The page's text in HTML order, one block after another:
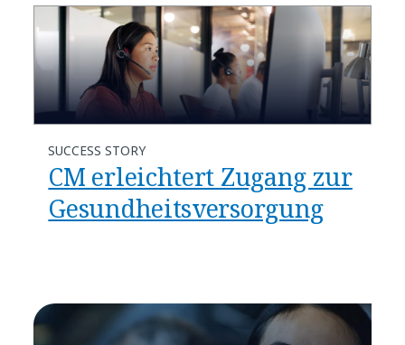
SUCCESS STORY
CM erleichtert Zugang zur
Gesundheitsversorgung